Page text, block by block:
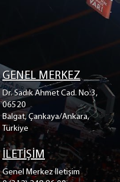
GENEL MERKEZ
Dr. Sadık Ahmet Cad. No:3,
06520
Balgat, Çankaya/Ankara,
Türkiye
İLETİŞİM
Genel Merkez İletişim